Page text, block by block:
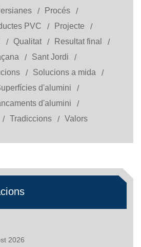
Procés
PVC
Projecte
Qualitat
Resultat final
Sant Jordi
Solucions a mida
d'alumini
d'alumini
Tradiccions Valors
2026